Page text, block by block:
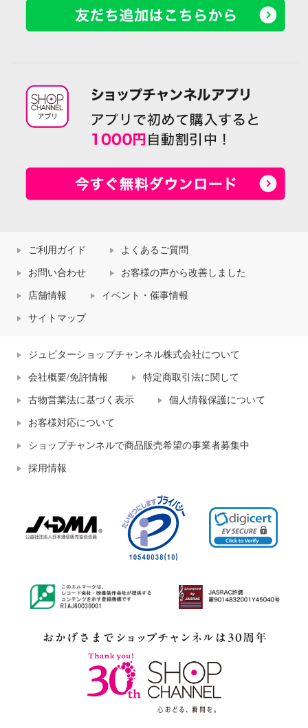
ご利用ガイド よくあるご質問
お問い合わせ お客様の声から改善しました
店舗情報 イベント・催事情報
サイトマップ
ジュピターショップチャンネル株式会社について
会社概要/免許情報 特定商取引法に関して
古物営業法に基づく表示 個人情報保護について
お客様対応について
ショップチャンネルで商品販売希望の事業者募集中
採用情報